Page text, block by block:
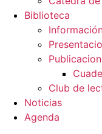
Biblioteca
Club de
Noticias
Agenda